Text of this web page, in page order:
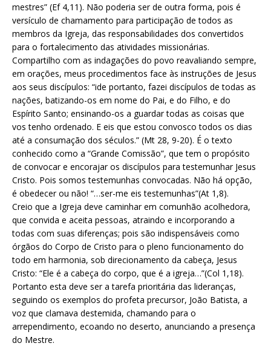
mestres” (Ef 4,11). Não poderia ser de outra forma, pois é
versículo de chamamento para participação de todos as
membros da Igreja, das responsabilidades dos convertidos
para o fortalecimento das atividades missionárias.
Compartilho com as indagações do povo reavaliando sempre,
em orações, meus procedimentos face às instruções de Jesus
aos seus discípulos: “ide portanto, fazei discípulos de todas as
nações, batizando-os em nome do Pai, e do Filho, e do
Espírito Santo; ensinando-os a guardar todas as coisas que
vos tenho ordenado. E eis que estou convosco todos os dias
até a consumação dos séculos.” (Mt 28, 9-20). É o texto
conhecido como a “Grande Comissão”, que tem o propósito
de convocar e encorajar os discípulos para testemunhar Jesus
Cristo. Pois somos testemunhas convocadas. Não há opção,
é obedecer ou não! “…ser-me eis testemunhas”(At 1,8).
Creio que a Igreja deve caminhar em comunhão acolhedora,
que convida e aceita pessoas, atraindo e incorporando a
todas com suas diferenças; pois são indispensáveis como
órgãos do Corpo de Cristo para o pleno funcionamento do
todo em harmonia, sob direcionamento da cabeça, Jesus
Cristo: “Ele é a cabeça do corpo, que é a igreja…”(Col 1,18).
Portanto esta deve ser a tarefa prioritária das lideranças,
seguindo os exemplos do profeta precursor, João Batista, a
voz que clamava destemida, chamando para o
arrependimento, ecoando no deserto, anunciando a presença
do Mestre.